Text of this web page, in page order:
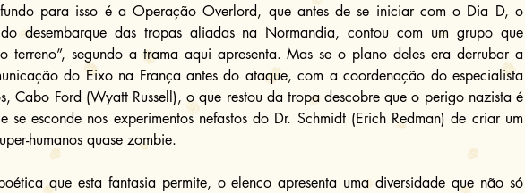
para isso é a Operação Overlord, que antes de se iniciar com o Dia D, o
desembarque das tropas aliadas na Normandia, contou com um grupo que
o terreno”, segundo a trama aqui apresenta. Mas se o plano deles era derrubar a
do Eixo na França antes do ataque, com a coordenação do especialista
Cabo Ford (Wyatt Russell), o que restou da tropa descobre que o perigo nazista é
se esconde nos experimentos nefastos do Dr. Schmidt (Erich Redman) de criar um
humanos quase zombie.
que esta fantasia permite, o elenco apresenta uma diversidade que não só